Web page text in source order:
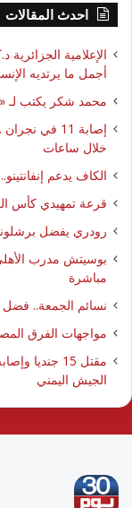
احدث المقالات
أجمل ما يرتديه
محمد شكر يكتب لـ «30 يوم»: «الكرنك».. أزمة سينما أتلفها الهوى
إصابة 11
خلال ساعات
الكاف يدعم
قرعة تمهيدي كأس
رودري يفضل
بوسيتش مدرب
مباشرة
نسائم الجمعة.. فضل
مواجهات الفرق
مقتل 15
الجيش اليمني